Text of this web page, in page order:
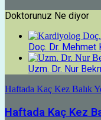
Doktorunuz Ne diyor
Doç. Dr.
Uzm. Dr. Nur
Haftada Kaç Kez Balık
Haftada Kaç Kez